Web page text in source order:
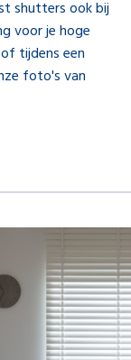
shutters ook bij
voor je hoge
of tijdens een
foto's van